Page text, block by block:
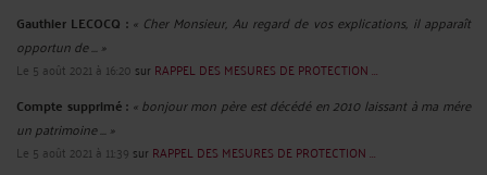
Gauthier LECOCQ : « Cher Monsieur, Au regard de vos explications, il apparaît
opportun de ... »
Le 5 août 2021 à 16:20 sur RAPPEL DES MESURES DE PROTECTION ...
Compte supprimé : « bonjour mon père est décédé en 2010 laissant à ma mére
un patrimoine ... »
Le 5 août 2021 à 11:39 sur RAPPEL DES MESURES DE PROTECTION ...